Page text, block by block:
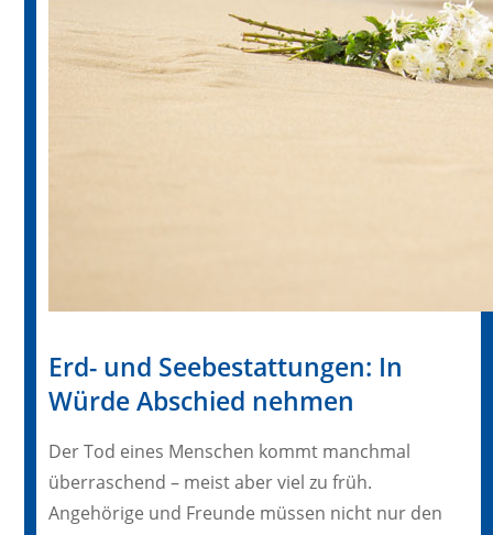
Erd- und Seebestattungen: In
Würde Abschied nehmen
Der Tod eines Menschen kommt manchmal
überraschend – meist aber viel zu früh.
Angehörige und Freunde müssen nicht nur den